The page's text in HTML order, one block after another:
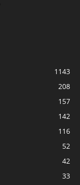
1143
208
157
142
116
52
42
33